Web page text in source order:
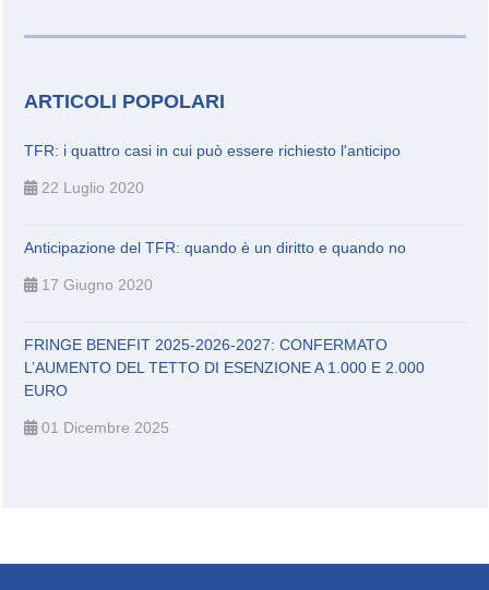
ARTICOLI POPOLARI
TFR: i quattro casi in cui può essere richiesto l'anticipo
22 Luglio 2020
Anticipazione del TFR: quando è un diritto e quando no
17 Giugno 2020
FRINGE BENEFIT 2025-2026-2027: CONFERMATO
L’AUMENTO DEL TETTO DI ESENZIONE A 1.000 E 2.000
EURO
01 Dicembre 2025